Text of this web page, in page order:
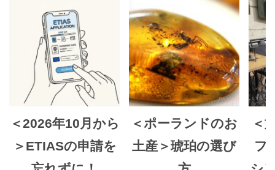
＜2026年10月から
＞ETIASの申請を
＜ポーランドのお
土産＞琥珀の選び
＜
フ